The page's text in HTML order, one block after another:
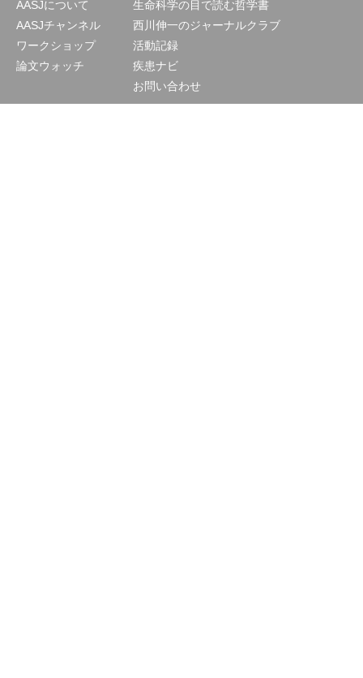
AASJについて
AASJチャンネル
ワークショップ
論文ウォッチ
生命科学の目で読む哲学書
西川伸一のジャーナルクラブ
活動記録
疾患ナビ
お問い合わせ